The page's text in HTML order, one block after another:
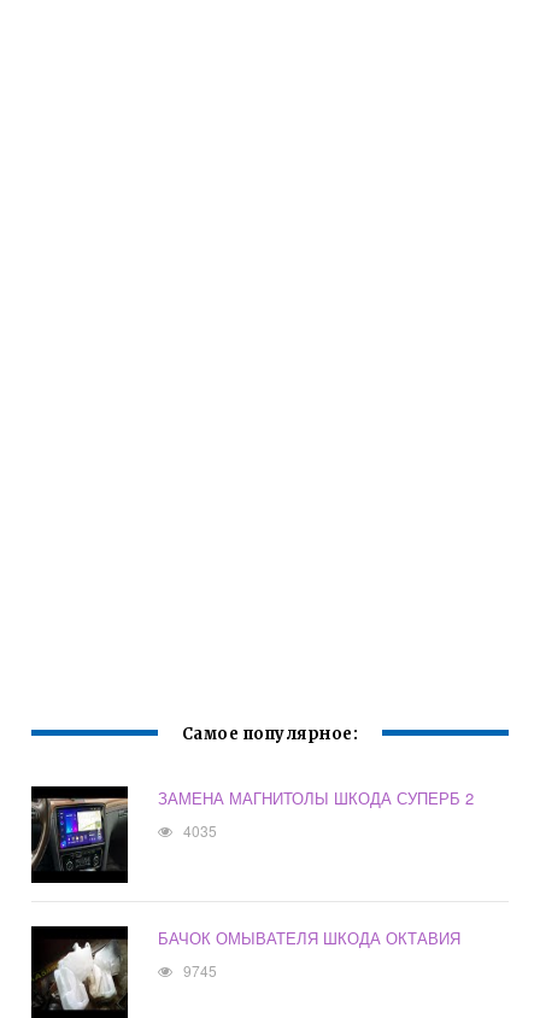
Самое популярное:
ЗАМЕНА МАГНИТОЛЫ ШКОДА СУПЕРБ 2
4035
БАЧОК ОМЫВАТЕЛЯ ШКОДА ОКТАВИЯ
9745